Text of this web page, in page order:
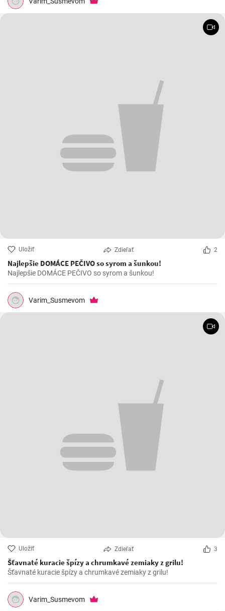
Uložiť Zdieľať 2
Najlepšie DOMÁCE PEČIVO so syrom a šunkou!
Najlepšie DOMÁCE PEČIVO so syrom a šunkou!
Varim_Susmevom
Uložiť Zdieľať 3
Šťavnaté kuracie špízy a chrumkavé zemiaky z grilu!
Šťavnaté kuracie špízy a chrumkavé zemiaky z grilu!
Varim_Susmevom